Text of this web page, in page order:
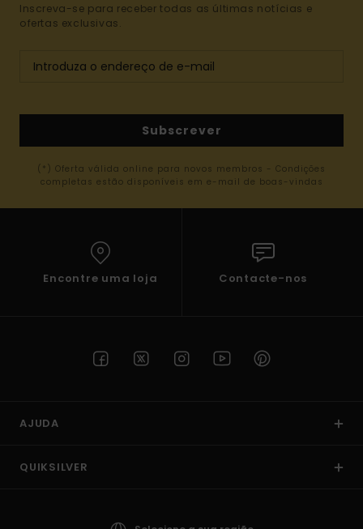
Inscreva-se para receber todas as últimas notícias e
ofertas exclusivas.
Subscrever
(*) Oferta válida online para novos membros - Condições
completas estão disponíveis em e-mail de boas-vindas
Encontre uma loja Contacte-nos
AJUDA
QUIKSILVER